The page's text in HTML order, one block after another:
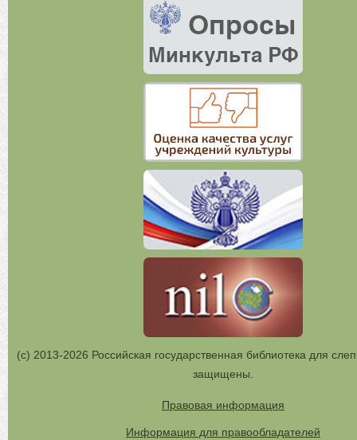
(с) 2013-2026 Российская государственная библиотека для
защищены.
Правовая информация
Информация для правообладателей